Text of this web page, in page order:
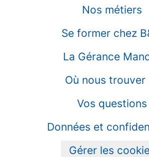
Nos métiers
Se former chez
La Gérance
Où nous trouver
Vos questions
Données et
Gérer les